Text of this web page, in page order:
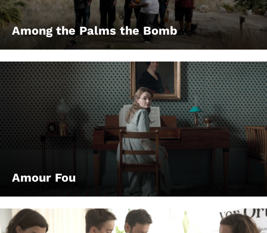
Among the Palms the Bomb
Amour Fou